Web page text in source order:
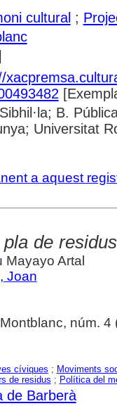
cultural ;
B.
Universitat
a aquest
de residus
Mayayo Artal
Joan
núm. 4
cíviques ; Moviments
de residus ; Política del
de Barberà